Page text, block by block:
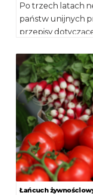
Po trzech latach
państw unijnych
przepisy
Europejska
Łańcuch